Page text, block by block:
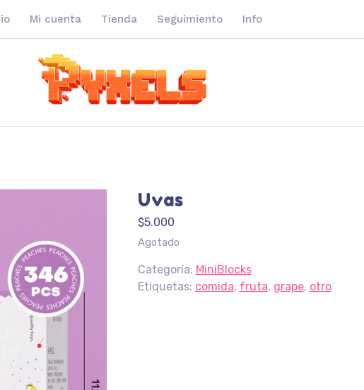
Mi cuenta Tienda Seguimiento Info
Uvas
$5.000
Agotado
Categoría: MiniBlocks
Etiquetas: comida, fruta, grape, otro